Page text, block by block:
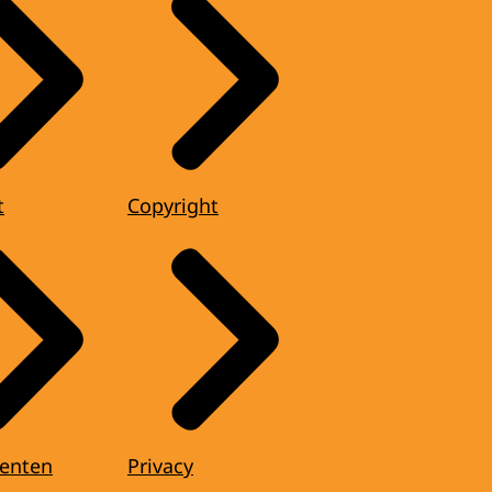
Copyright
Privacy